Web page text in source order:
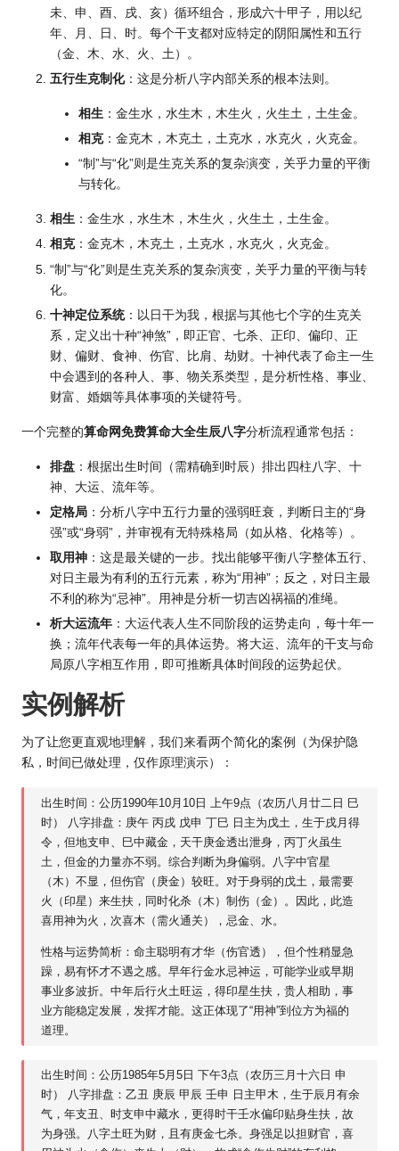
未、申、酉、戌、亥）循环组合，形成六十甲子，用以纪
年、月、日、时。每个干支都对应特定的阴阳属性和五行
（金、木、水、火、土）。
五行生克制化：这是分析八字内部关系的根本法则。
相生 ：金生水，水生木，木生火，火生土，土生金。
相克：金克木，木克土，土克水，水克火，火克金。
“制”与“化”则是生克关系的复杂演变，关乎力量的平衡
与转化。
相生 ：金生水，水生木，木生火，火生土，土生金。
相克：金克木，木克土，土克水，水克火，火克金。
“制”与“化”则是生克关系的复杂演变，关乎力量的平衡与转
化。
十神定位系统：以日干为我，根据与其他七个字的生克关
系，定义出十种“神煞”，即正官、七杀、正印、偏印、正
财、偏财、食神、伤官、比肩、劫财。十神代表了命主一生
中会遇到的各种人、事、物关系类型，是分析性格、事业、
财富、婚姻等具体事项的关键符号。
一个完整的算命网免费算命大全生辰八字分析流程通常包括：
排盘 ：根据出生时间（需精确到时辰）排出四柱八字、十
神、大运、流年等。
定格局 ：分析八字中五行力量的强弱旺衰，判断日主的“身
强”或“身弱”，并审视有无特殊格局（如从格、化格等）。
取用神 ：这是最关键的一步。找出能够平衡八字整体五行、
对日主最为有利的五行元素，称为“用神”；反之，对日主最
不利的称为“忌神”。用神是分析一切吉凶祸福的准绳。
析大运流年 ：大运代表人生不同阶段的运势走向，每十年一
换；流年代表每一年的具体运势。将大运、流年的干支与命
局原八字相互作用，即可推断具体时间段的运势起伏。
实例解析
为了让您更直观地理解，我们来看两个简化的案例（为保护隐
私，时间已做处理，仅作原理演示）：
出生时间：公历1990年10月10日 上午9点（农历八月廿二日 巳
时） 八字排盘：庚午 丙戌 戊申 丁巳 日主为戊土，生于戌月得
令，但地支申、巳中藏金，天干庚金透出泄身，丙丁火虽生
土，但金的力量亦不弱。综合判断为身偏弱。八字中官星
（木）不显，但伤官（庚金）较旺。对于身弱的戊土，最需要
火（印星）来生扶，同时化杀（木）制伤（金）。因此，此造
喜用神为火，次喜木（需火通关），忌金、水。
性格与运势简析：命主聪明有才华（伤官透），但个性稍显急
躁，易有怀才不遇之感。早年行金水忌神运，可能学业或早期
事业多波折。中年后行火土旺运，得印星生扶，贵人相助，事
业方能稳定发展，发挥才能。这正体现了“用神”到位方为福的
道理。
出生时间：公历1985年5月5日 下午3点（农历三月十六日 申
时） 八字排盘：乙丑 庚辰 甲辰 壬申 日主甲木，生于辰月有余
气，年支丑、时支申中藏水，更得时干壬水偏印贴身生扶，故
为身强。八字土旺为财，且有庚金七杀。身强足以担财官，喜